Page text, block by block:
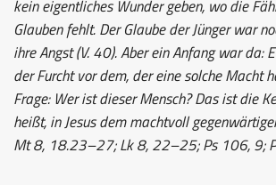
kein eigentliches Wunder geben, wo die
Glauben fehlt. Der Glaube der Jünger war
ihre Angst (V. 40). Aber ein Anfang war da:
der Furcht vor dem, der eine solche Macht
Frage: Wer ist dieser Mensch? Das ist die
heißt, in Jesus dem machtvoll
Mt 8, 18.23–27; Lk 8, 22–25; Ps 106, 9;